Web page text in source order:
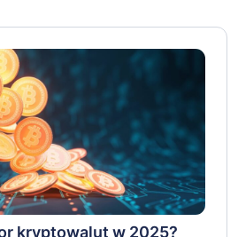
kryptowalut w 2025?